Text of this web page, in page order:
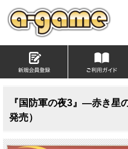
『国防軍の夜3』―赤き星
発売）